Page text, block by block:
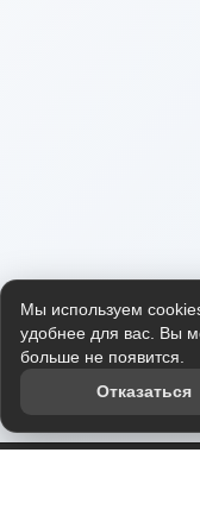
Мы используем
удобнее для вас. Вы
больше не появится.
Отказаться